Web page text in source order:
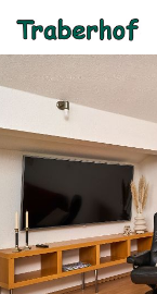
Skip to main content